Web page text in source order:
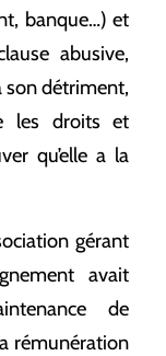
banque…) et
abusive,
son détriment,
les droits et
qu’elle a la
gérant
avait
de
rémunération